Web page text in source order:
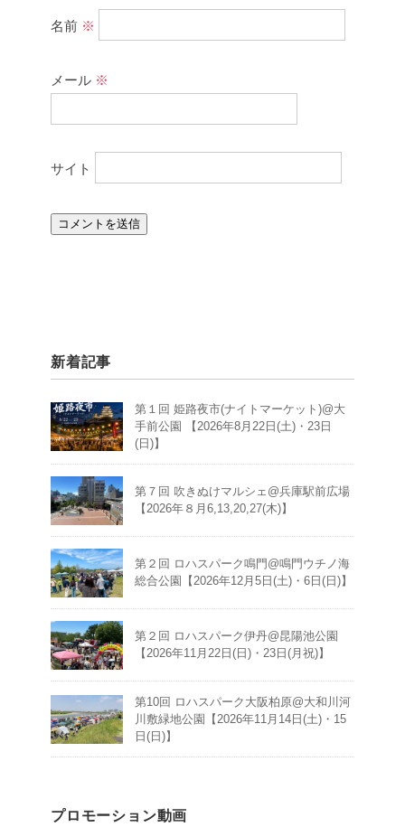
名前 ※
メール ※
サイト
新着記事
第１回 姫路夜市(ナイトマーケット)@大
手前公園 【2026年8月22日(土)・23日
(日)】
第７回 吹きぬけマルシェ@兵庫駅前広場
【2026年８月6,13,20,27(木)】
第２回 ロハスパーク鳴門@鳴門ウチノ海
総合公園【2026年12月5日(土)・6日(日)】
第２回 ロハスパーク伊丹@昆陽池公園
【2026年11月22日(日)・23日(月祝)】
第10回 ロハスパーク大阪柏原@大和川河
川敷緑地公園【2026年11月14日(土)・15
日(日)】
プロモーション動画